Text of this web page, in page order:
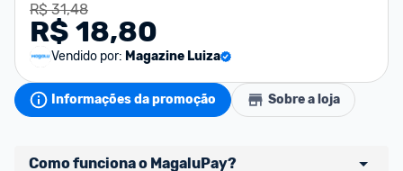
R$ 31,48
R$ 18,80
Vendido por: Magazine Luiza
Informações da promoção Sobre a loja
Como funciona o MagaluPay?